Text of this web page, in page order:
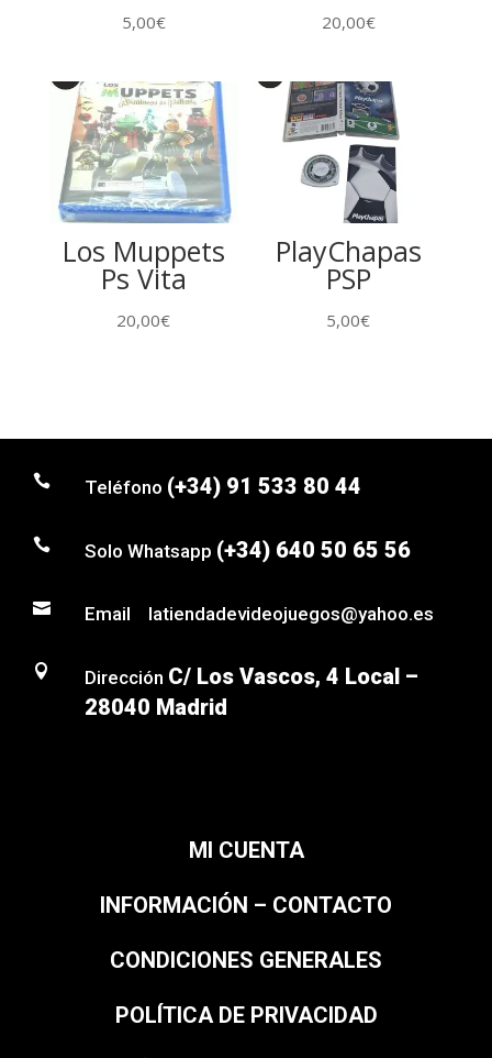
5,00€ 20,00€
Los Muppets
Ps Vita
20,00€
PlayChapas
PSP
5,00€
 Teléfono (+34) 91 533 80 44
 Solo Whatsapp (+34) 640 50 65 56
 Email latiendadevideojuegos@yahoo.es
 Dirección C/ Los Vascos, 4 Local –
28040 Madrid
MI CUENTA
INFORMACIÓN – CONTACTO
CONDICIONES GENERALES
POLÍTICA DE PRIVACIDAD